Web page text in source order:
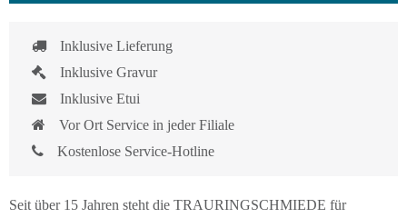
Inklusive Lieferung
Inklusive Gravur
Inklusive Etui
Vor Ort Service in jeder Filiale
Kostenlose Service-Hotline
Seit über 15 Jahren steht die TRAURINGSCHMIEDE für